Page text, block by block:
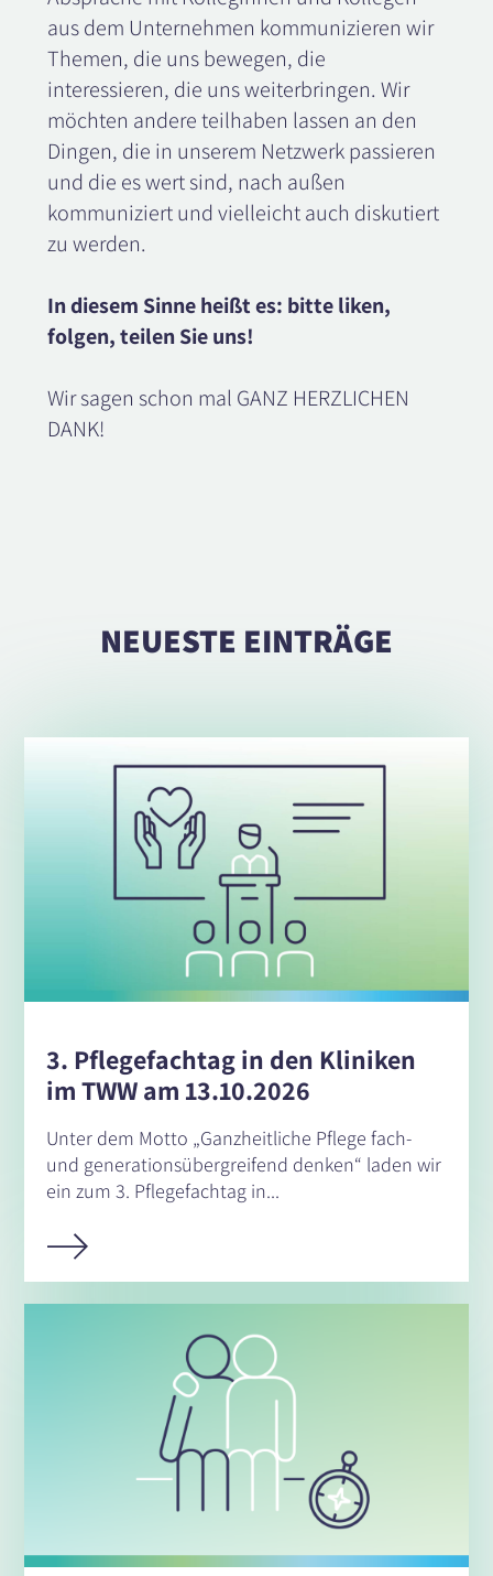
aus dem Unternehmen kommunizieren wir
Themen, die uns bewegen, die
interessieren, die uns weiterbringen. Wir
möchten andere teilhaben lassen an den
Dingen, die in unserem Netzwerk passieren
und die es wert sind, nach außen
kommuniziert und vielleicht auch diskutiert
zu werden.
In diesem Sinne heißt es: bitte liken,
folgen, teilen Sie uns!
Wir sagen schon mal GANZ HERZLICHEN
DANK!
NEUESTE EINTRÄGE
3. Pflegefachtag in den Kliniken
im TWW am 13.10.2026
Unter dem Motto „Ganzheitliche Pflege fach-
und generationsübergreifend denken“ laden wir
ein zum 3. Pflegefachtag in...